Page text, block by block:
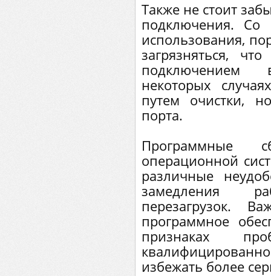
Также не стоит
подключения. Со
использования,
загрязняться,
подключением
некоторых
путем очистки,
порта.
операционной
различные
замедления
перезагрузок.
программное
признаках
избежать более